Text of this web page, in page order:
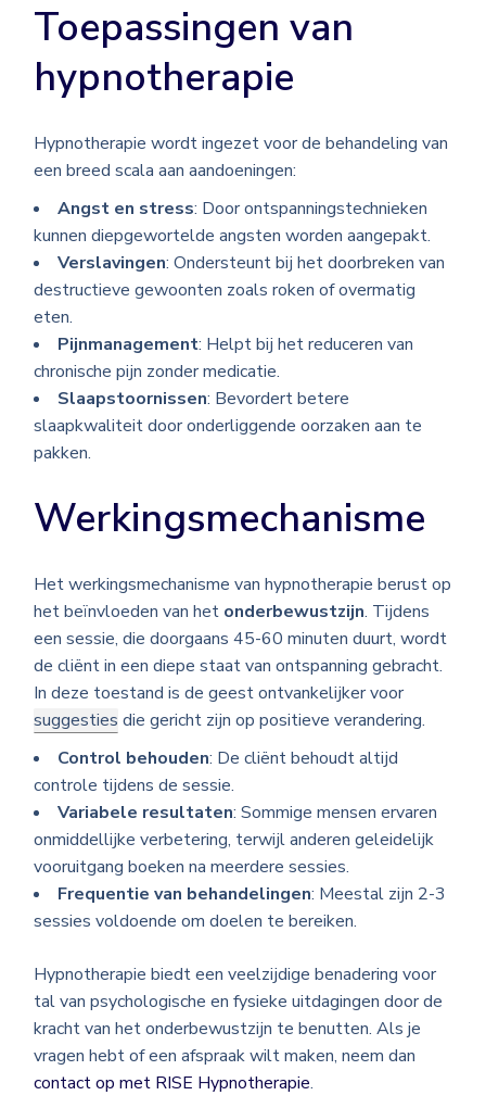
Toepassingen van
hypnotherapie
Hypnotherapie wordt ingezet voor de behandeling van
een breed scala aan aandoeningen:
Angst en stress: Door ontspanningstechnieken
kunnen diepgewortelde angsten worden aangepakt.
Verslavingen: Ondersteunt bij het doorbreken van
destructieve gewoonten zoals roken of overmatig
eten.
Pijnmanagement: Helpt bij het reduceren van
chronische pijn zonder medicatie.
Slaapstoornissen: Bevordert betere
slaapkwaliteit door onderliggende oorzaken aan te
pakken.
Werkingsmechanisme
Het werkingsmechanisme van hypnotherapie berust op
het beïnvloeden van het onderbewustzijn. Tijdens
een sessie, die doorgaans 45-60 minuten duurt, wordt
de cliënt in een diepe staat van ontspanning gebracht.
In deze toestand is de geest ontvankelijker voor
suggesties die gericht zijn op positieve verandering.
Control behouden: De cliënt behoudt altijd
controle tijdens de sessie.
Variabele resultaten: Sommige mensen ervaren
onmiddellijke verbetering, terwijl anderen geleidelijk
vooruitgang boeken na meerdere sessies.
Frequentie van behandelingen: Meestal zijn 2-3
sessies voldoende om doelen te bereiken.
Hypnotherapie biedt een veelzijdige benadering voor
tal van psychologische en fysieke uitdagingen door de
kracht van het onderbewustzijn te benutten. Als je
vragen hebt of een afspraak wilt maken, neem dan
contact op met RISE Hypnotherapie.